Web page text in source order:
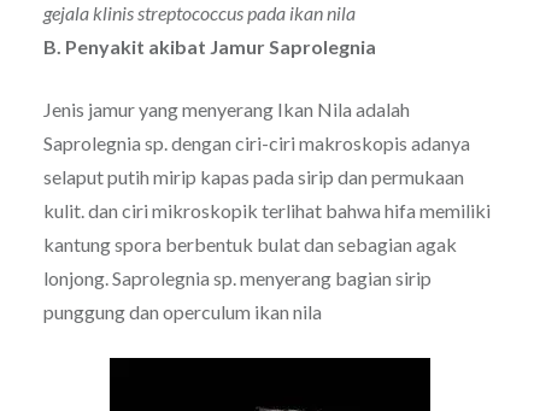
gejala klinis streptococcus pada ikan nila
B. Penyakit akibat Jamur Saprolegnia
Jenis jamur yang menyerang Ikan Nila adalah
Saprolegnia sp. dengan ciri-ciri makroskopis adanya
selaput putih mirip kapas pada sirip dan permukaan
kulit. dan ciri mikroskopik terlihat bahwa hifa memiliki
kantung spora berbentuk bulat dan sebagian agak
lonjong. Saprolegnia sp. menyerang bagian sirip
punggung dan operculum ikan nila